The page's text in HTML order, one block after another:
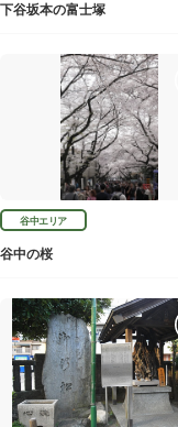
下谷坂本の富士塚
谷中エリア
谷中の桜